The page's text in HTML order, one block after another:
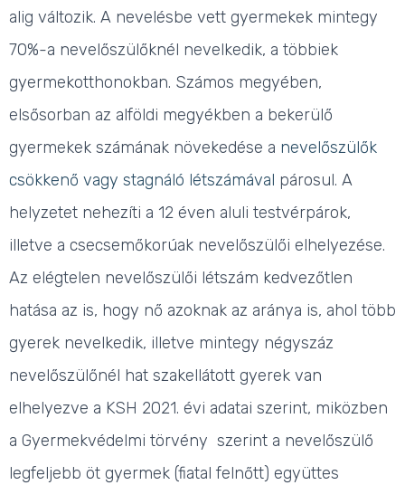
alig változik. A nevelésbe vett gyermekek mintegy
70%-a nevelőszülőknél nevelkedik, a többiek
gyermekotthonokban. Számos megyében,
elsősorban az alföldi megyékben a bekerülő
gyermekek számának növekedése a nevelőszülők
csökkenő vagy stagnáló létszámával párosul. A
helyzetet nehezíti a 12 éven aluli testvérpárok,
illetve a csecsemőkorúak nevelőszülői elhelyezése.
Az elégtelen nevelőszülői létszám kedvezőtlen
hatása az is, hogy nő azoknak az aránya is, ahol több
gyerek nevelkedik, illetve mintegy négyszáz
nevelőszülőnél hat szakellátott gyerek van
elhelyezve a KSH 2021. évi adatai szerint, miközben
a Gyermekvédelmi törvény szerint a nevelőszülő
legfeljebb öt gyermek (fiatal felnőtt) együttes